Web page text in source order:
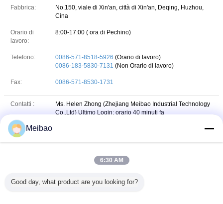
Fabbrica:
No.150, viale di Xin'an, città di Xin'an, Deqing, Huzhou,
Cina
Orario di
lavoro:
8:00-17:00 ( ora di Pechino)
Telefono: 0086-571-8518-5926 (Orario di lavoro)
0086-183-5830-7131 (Non Orario di lavoro)
Fax: 0086-571-8530-1731
Contatti :
Ms. Helen Zhong (Zhejiang Meibao Industrial Technology
Co.,Ltd) Ultimo Login: orario 40 minuti fa
Professione :
+8618358307131 Whatsapp
WeChat : 86-18358307131 wechat
Meibao
6:30 AM
Good day, what product are you looking for?